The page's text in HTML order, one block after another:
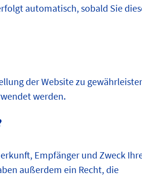
automatisch, sobald Sie
der Website zu
werden.
Empfänger und Zweck
außerdem ein Recht, die